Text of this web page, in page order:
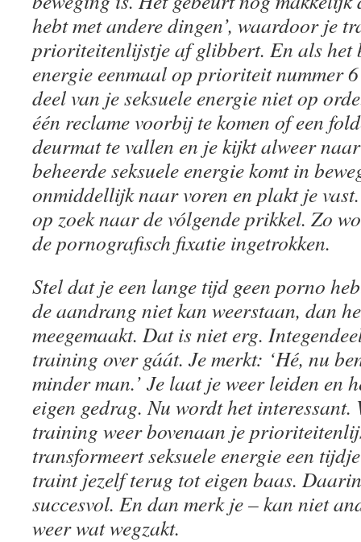
hebt met andere dingen’, waardoor je
prioriteitenlijstje af glibbert. En als het
energie eenmaal op prioriteit nummer
deel van je seksuele energie niet op
één reclame voorbij te komen of een
deurmat te vallen en je kijkt alweer
beheerde seksuele energie komt in
onmiddellijk naar voren en plakt je
op zoek naar de vólgende prikkel. Zo
de pornografisch fixatie ingetrokken.
Stel dat je een lange tijd geen porno
de aandrang niet kan weerstaan, dan
meegemaakt. Dat is niet erg.
training over gáát. Je merkt: ‘Hé, nu
minder man.’ Je laat je weer leiden en
eigen gedrag. Nu wordt het interessant.
training weer bovenaan je
transformeert seksuele energie een
traint jezelf terug tot eigen baas.
succesvol. En dan merk je – kan niet
weer wat wegzakt.